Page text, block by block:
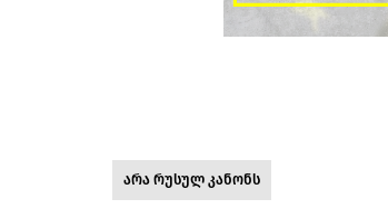
არა რუსულ კანონს